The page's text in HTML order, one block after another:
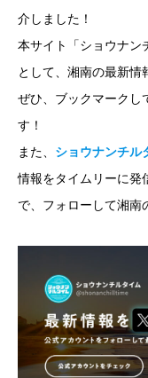
介しました！
本サイト「ショウナン
として、湘南の最新情
ぜひ、ブックマークし
す！
また、 ショウナンチル
情報をタイムリーに発
で、フォローして湘南